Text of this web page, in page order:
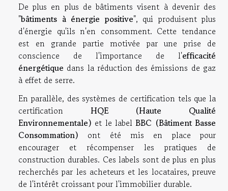
De plus en plus de bâtiments visent à devenir des
"bâtiments à énergie positive", qui produisent plus
d'énergie qu'ils n'en consomment. Cette tendance
est en grande partie motivée par une prise de
conscience de l'importance de l'efficacité
énergétique dans la réduction des émissions de gaz
à effet de serre.
En parallèle, des systèmes de certification tels que la
certification HQE (Haute Qualité
Environnementale) et le labelBBC (Bâtiment Basse
Consommation) ont été mis en place pour
encourager et récompenser les pratiques de
construction durables. Ces labels sont de plus en plus
recherchés par les acheteurs et les locataires, preuve
de l'intérêt croissant pour l'immobilier durable.